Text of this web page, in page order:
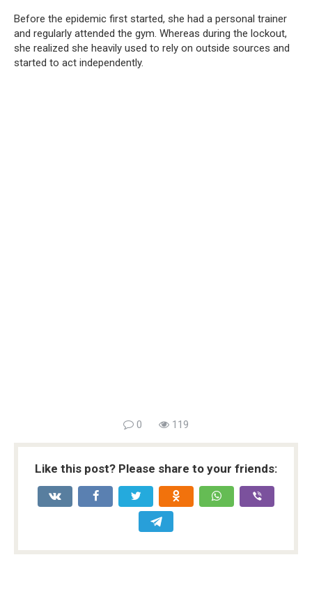
Before the epidemic first started, she had a personal trainer
and regularly attended the gym. Whereas during the lockout,
she realized she heavily used to rely on outside sources and
started to act independently.
0 119
Like this post? Please share to your friends: